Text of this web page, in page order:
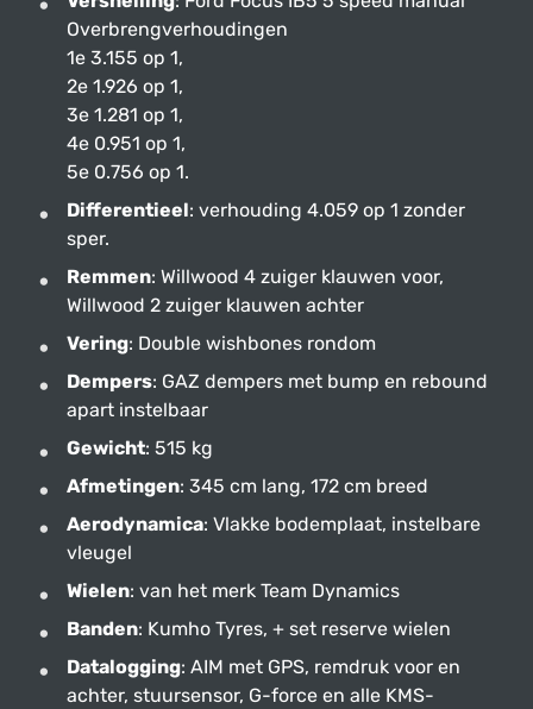
Overbrengverhoudingen
1e 3.155 op 1,
2e 1.926 op 1,
3e 1.281 op 1,
4e 0.951 op 1,
5e 0.756 op 1.
Differentieel: verhouding 4.059 op 1 zonder
sper.
Remmen: Willwood 4 zuiger klauwen voor,
Willwood 2 zuiger klauwen achter
Vering: Double wishbones rondom
Dempers: GAZ dempers met bump en rebound
apart instelbaar
Gewicht: 515 kg
Afmetingen: 345 cm lang, 172 cm breed
Aerodynamica: Vlakke bodemplaat, instelbare
vleugel
Wielen: van het merk Team Dynamics
Banden: Kumho Tyres, + set reserve wielen
Datalogging: AIM met GPS, remdruk voor en
achter, stuursensor, G-force en alle KMS-